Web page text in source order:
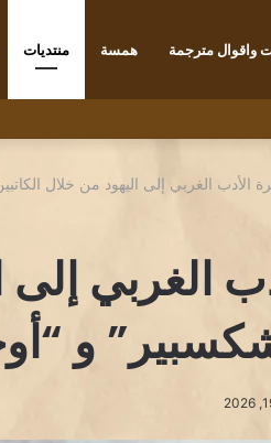
واقوال مترجمة همسة منتديات
البشير عبيد
الأدب الغربي إلى اليهود من خلال
الغربي إلى
شكسبير” و